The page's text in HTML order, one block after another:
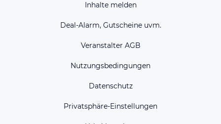
Inhalte melden
Deal-Alarm, Gutscheine uvm.
Veranstalter AGB
Nutzungsbedingungen
Datenschutz
Privatsphäre-Einstellungen